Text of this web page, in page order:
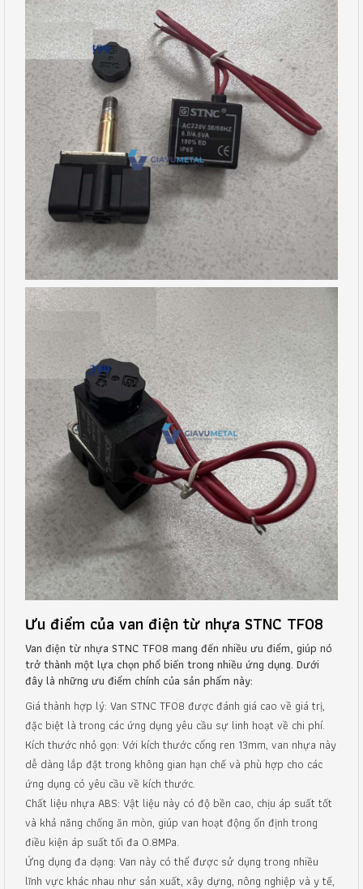
Ưu điểm của van điện từ nhựa STNC TF08
Van điện từ nhựa STNC TF08 mang đến nhiều ưu điểm, giúp nó
trở thành một lựa chọn phổ biến trong nhiều ứng dụng. Dưới
đây là những ưu điểm chính của sản phẩm này:
Giá thành hợp lý: Van STNC TF08 được đánh giá cao về giá trị,
đặc biệt là trong các ứng dụng yêu cầu sự linh hoạt về chi phí.
Kích thước nhỏ gọn: Với kích thước cổng ren 13mm, van nhựa này
dễ dàng lắp đặt trong không gian hạn chế và phù hợp cho các
ứng dụng có yêu cầu về kích thước.
Chất liệu nhựa ABS: Vật liệu này có độ bền cao, chịu áp suất tốt
và khả năng chống ăn mòn, giúp van hoạt động ổn định trong
điều kiện áp suất tối đa 0.8MPa.
Ứng dụng đa dạng: Van này có thể được sử dụng trong nhiều
lĩnh vực khác nhau như sản xuất, xây dựng, nông nghiệp và y tế,